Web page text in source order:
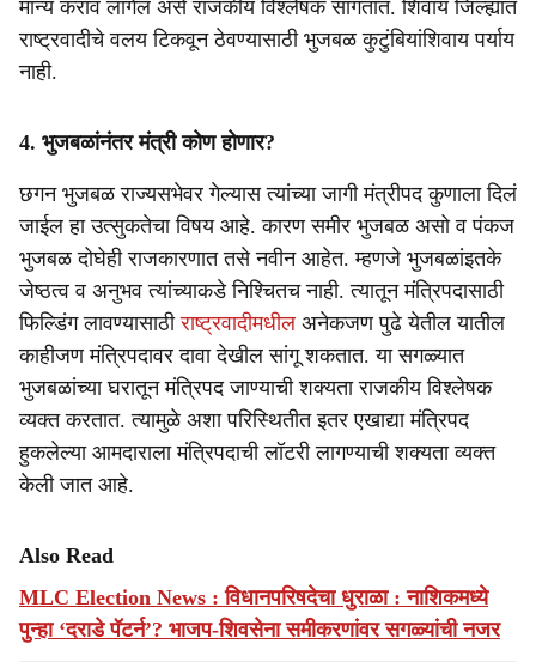
मान्य करावं लागेल असे राजकीय विश्लेषक सांगतात. शिवाय जिल्ह्यात
राष्ट्रवादीचे वलय टिकवून ठेवण्यासाठी भुजबळ कुटुंबियांशिवाय पर्याय
नाही.
4. भुजबळांनंतर मंत्री कोण होणार?
छगन भुजबळ राज्यसभेवर गेल्यास त्यांच्या जागी मंत्रीपद कुणाला दिलं
जाईल हा उत्सुकतेचा विषय आहे. कारण समीर भुजबळ असो व पंकज
भुजबळ दोघेही राजकारणात तसे नवीन आहेत. म्हणजे भुजबळांइतके
जेष्ठत्व व अनुभव त्यांच्याकडे निश्चितच नाही. त्यातून मंत्रिपदासाठी
फिल्डिंग लावण्यासाठीराष्ट्रवादीमधील अनेकजण पुढे येतील यातील
काहीजण मंत्रिपदावर दावा देखील सांगू शकतात. या सगळ्यात
भुजबळांच्या घरातून मंत्रिपद जाण्याची शक्यता राजकीय विश्लेषक
व्यक्त करतात. त्यामुळे अशा परिस्थितीत इतर एखाद्या मंत्रिपद
हुकलेल्या आमदाराला मंत्रिपदाची लॉटरी लागण्याची शक्यता व्यक्त
केली जात आहे.
Also Read
MLC Election News : विधानपरिषदेचा धुराळा : नाशिकमध्ये
पुन्हा ‘दराडे पॅटर्न’? भाजप-शिवसेना समीकरणांवर सगळ्यांची नजर